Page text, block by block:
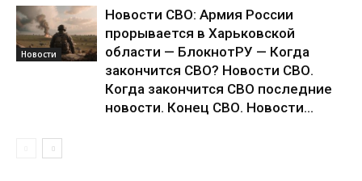
Новости
Новости СВО: Армия России
прорывается в Харьковской
области — БлокнотРУ — Когда
закончится СВО? Новости СВО.
Когда закончится СВО последние
новости. Конец СВО. Новости...